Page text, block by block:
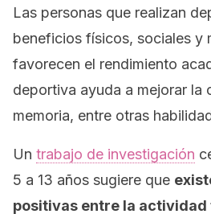
Las personas que realizan
beneficios físicos, sociales y
favorecen el rendimiento
deportiva ayuda a mejorar la
memoria, entre otras
Un trabajo de investigación
5 a 13 años sugiere que
positivas entre la actividad